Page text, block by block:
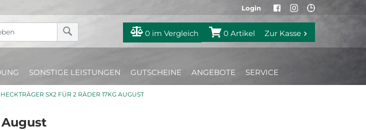
Login
0 im Vergleich 0 Artikel Zur Kasse
SONSTIGE LEISTUNGEN GUTSCHEINE ANGEBOTE SERVICE
HECKTRÄGER SX2 FÜR 2 RÄDER 17KG AUGUST
August